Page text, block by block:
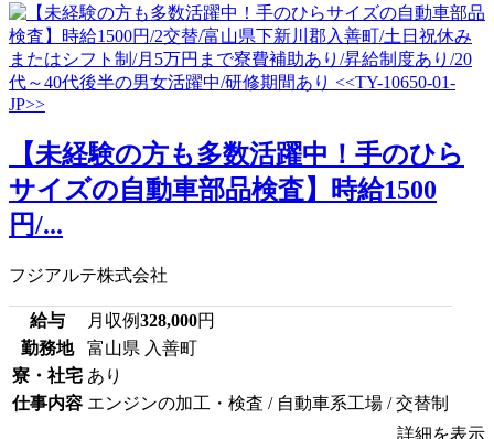
【未経験の方も多数活躍中！手のひら
サイズの自動車部品検査】時給1500
円/...
フジアルテ株式会社
給与 月収例328,000円
勤務地
富山県 入善町
寮・社宅 あり
仕事内容 エンジンの加工・検査 / 自動車系工場 / 交替制
詳細を表示